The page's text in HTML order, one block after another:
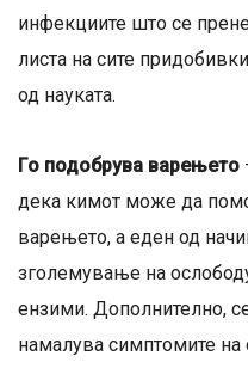
инфекциите што се
листа на сите
од науката.
Го подобрува варењето
дека кимот може да
варењето, а еден од
зголемување на
ензими. Дополнително,
намалува симптомите